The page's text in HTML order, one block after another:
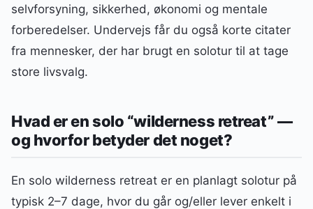
selvforsyning, sikkerhed, økonomi og mentale
forberedelser. Undervejs får du også korte citater
fra mennesker, der har brugt en solotur til at tage
store livsvalg.
Hvad er en solo “wilderness retreat” —
og hvorfor betyder det noget?
En solo wilderness retreat er en planlagt solotur på
typisk 2–7 dage, hvor du går og/eller lever enkelt i